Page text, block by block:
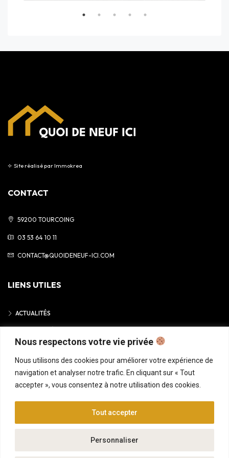
Nous respectons votre vie privée
Nous utilisons des cookies pour améliorer votre expérience de
navigation et analyser notre trafic. En cliquant sur « Tout
accepter », vous consentez à notre utilisation des cookies.
Personnaliser
Tout accepter
⟣ Site réalisé parImmokrea
CONTACT
59200 TOURCOING
03 53 64 10 11
CONTACT@QUOIDENEUF-ICI.COM
LIENS UTILES
ACTUALITÉS
POLITIQUE DE CONFIDENTIALITÉ
ACCUEIL ANNONCES CONSEILS GRATUITS
FINANCEMENT
NOUS REJOINDRE CONTACT